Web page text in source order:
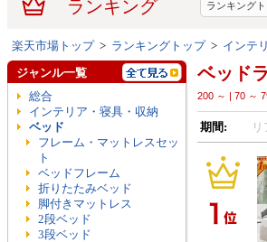
ランキング ランキング
楽天市場トップ> ランキングトップ> インテ
ベッド
200 ～ | 70 ～
期間:
ジャンル一覧
総合
インテリア・寝具・収納
ベッド
フレーム・マットレスセッ
ト
ベッドフレーム
折りたたみベッド
脚付きマットレス
2段ベッド
3段ベッド